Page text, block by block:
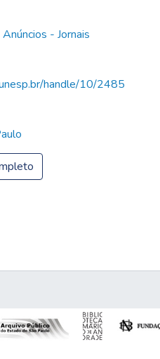
Anúncios - Jornais
handle/10/2485